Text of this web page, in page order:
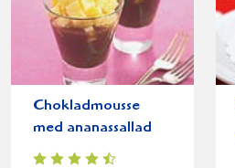
Chokladmousse
med ananassallad